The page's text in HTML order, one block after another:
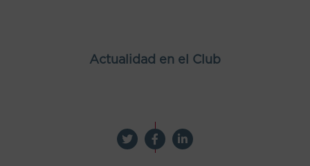
Actualidad en el Club